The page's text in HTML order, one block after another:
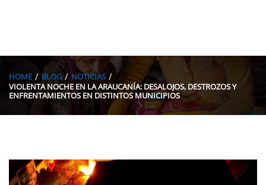
HOME BLOG
NOTICIAS
VIOLENTA NOCHE EN LA ARAUCANÍA: DESALOJOS, DESTROZOS Y
ENFRENTAMIENTOS EN DISTINTOS MUNICIPIOS